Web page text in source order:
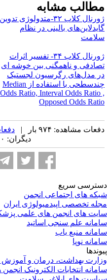
مشابه
ژورنال کلاب ۳۲-متدولوژی تدوین
بالینی در نظام
ژورنال کلاب ۳۴- تفسیر اثرات
و ناهمگنی بین خوشه ای
مدل‌های رگرسیون لجستیک
چندسطحی با استفاده از M‌edian
Odds Ratio, Interval Odds Ratio
Opposed Odds
مشاهده: ۹۷۴ بار | دفعات
دیگران: ۰ بار |
سریع
های اجتماعی انجمن
تخصصی اپیدمیولوژی ایران
های انجمن های علمی
علم سنجی اساتید
منبع یاب
نوپا
بهداشت، درمان و آموزش
انتخابات الکترونیک